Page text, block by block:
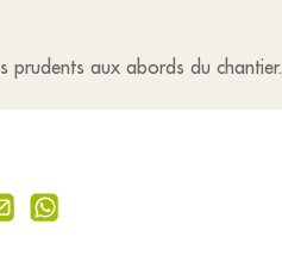
prudents aux abords du chantier.